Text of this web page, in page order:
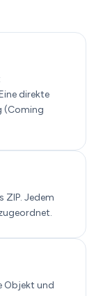
direkte
(Coming
ZIP. Jedem
Objekt und